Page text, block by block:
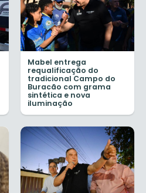
Mabel entrega
requalificação do
tradicional Campo do
Buracão com grama
sintética e nova
iluminação